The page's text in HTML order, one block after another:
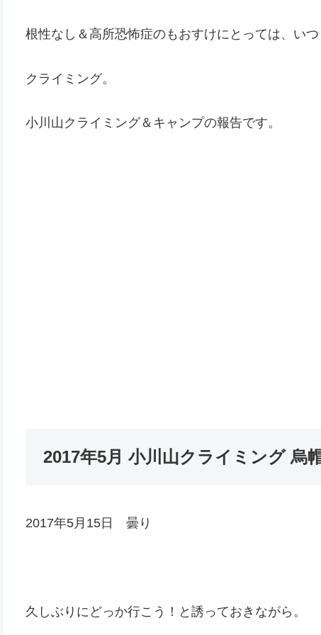
根性なし＆高所恐怖症のもおすけにとっては、い
クライミング。
小川山クライミング＆キャンプの報告です。
2017年5月 小川山クライミング 烏
2017年5月15日 曇り
久しぶりにどっか行こう！と誘っておきながら。